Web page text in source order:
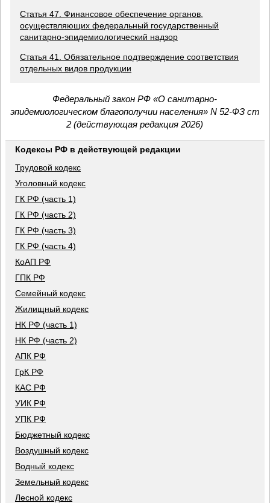
Статья 47. Финансовое обеспечение органов,
осуществляющих федеральный государственный
санитарно-эпидемиологический надзор
Статья 41. Обязательное подтверждение соответствия
отдельных видов продукции
Федеральный закон РФ «О санитарно-
эпидемиологическом благополучии населения» N 52-ФЗ ст
2 (действующая редакция 2026)
Кодексы РФ в действующей редакции
Трудовой кодекс
Уголовный кодекс
ГК РФ (часть 1)
ГК РФ (часть 2)
ГК РФ (часть 3)
ГК РФ (часть 4)
КоАП РФ
ГПК РФ
Семейный кодекс
Жилищный кодекс
НК РФ (часть 1)
НК РФ (часть 2)
АПК РФ
ГрК РФ
КАС РФ
УИК РФ
УПК РФ
Бюджетный кодекс
Воздушный кодекс
Водный кодекс
Земельный кодекс
Лесной кодекс